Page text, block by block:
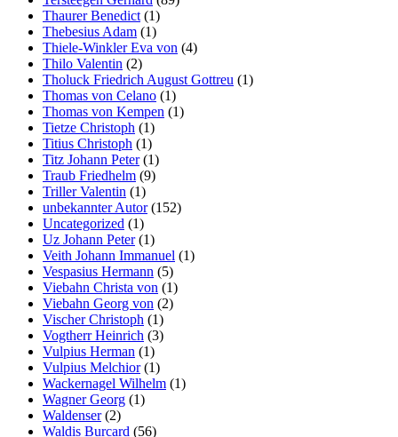
Thaurer Benedict (1)
Thebesius Adam (1)
Thiele-Winkler Eva von (4)
Thilo Valentin (2)
Tholuck Friedrich August Gottreu (1)
Thomas von Celano (1)
Thomas von Kempen (1)
Tietze Christoph (1)
Titius Christoph (1)
Titz Johann Peter(1)
Traub Friedhelm (9)
Triller Valentin (1)
unbekannter Autor(152)
Uncategorized (1)
Uz Johann Peter(1)
Veith Johann Immanuel (1)
Vespasius Hermann (5)
Viebahn Christa von (1)
Viebahn Georg von (2)
Vischer Christoph (1)
Vogtherr Heinrich (3)
Vulpius Herman (1)
Vulpius Melchior(1)
Wackernagel Wilhelm (1)
Wagner Georg (1)
Waldenser(2)
Waldis Burcard (56)